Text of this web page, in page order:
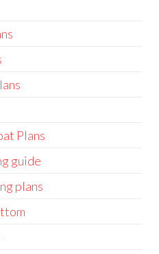
Plans
guide
plans